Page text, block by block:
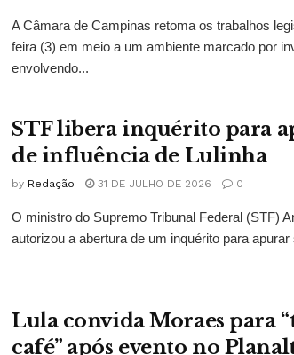
A Câmara de Campinas retoma os trabalhos
feira (3) em meio a um ambiente marcado por
envolvendo...
STF libera inquérito para
de influência de Lulinha
by Redação 31 DE JULHO DE 2026 0
O ministro do Supremo Tribunal Federal (STF)
autorizou a abertura de um inquérito para
Lula convida Moraes para
café” após evento no